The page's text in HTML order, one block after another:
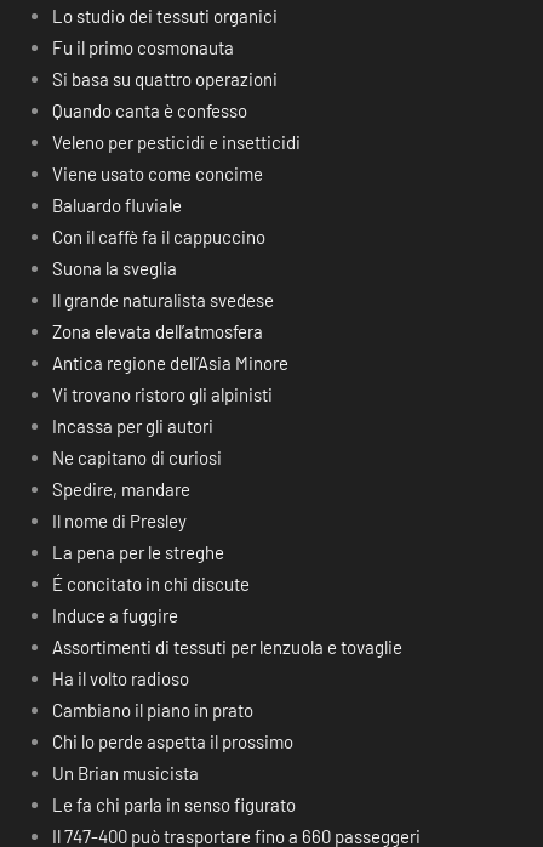
Lo studio dei tessuti organici
Fu il primo cosmonauta
Si basa su quattro operazioni
Quando canta è confesso
Veleno per pesticidi e insetticidi
Viene usato come concime
Baluardo fluviale
Con il caffè fa il cappuccino
Suona la sveglia
Il grande naturalista svedese
Zona elevata dell’atmosfera
Antica regione dell’Asia Minore
Vi trovano ristoro gli alpinisti
Incassa per gli autori
Ne capitano di curiosi
Spedire, mandare
Il nome di Presley
La pena per le streghe
É concitato in chi discute
Induce a fuggire
Assortimenti di tessuti per lenzuola e tovaglie
Ha il volto radioso
Cambiano il piano in prato
Chi lo perde aspetta il prossimo
Un Brian musicista
Le fa chi parla in senso figurato
Il 747-400 può trasportare fino a 660 passeggeri